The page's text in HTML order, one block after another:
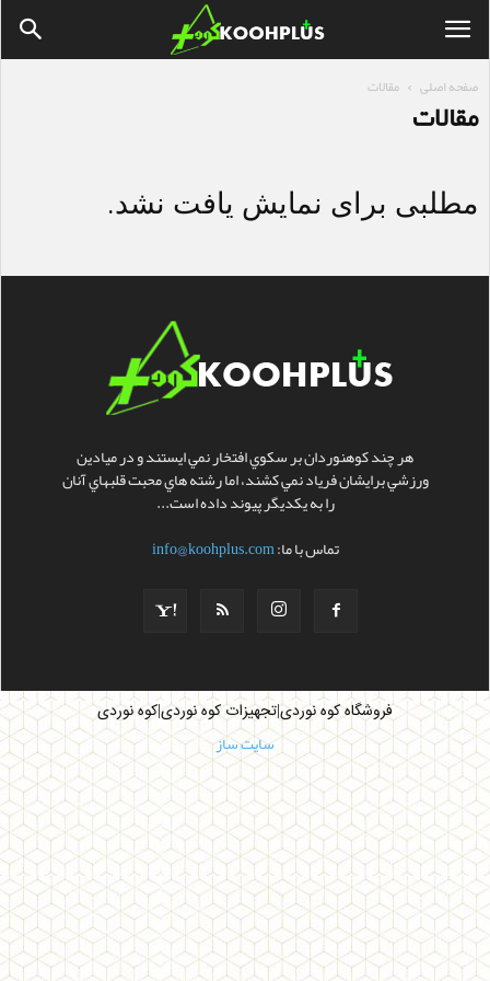
صفحه اصلی مقالات
مقالات
مطلبی برای نمایش یافت نشد.
هر چند کوهنوردان بر سکوي افتخار نمي ايستند و در ميادين
ورزشي برايشان فرياد نمي کشند، اما رشته هاي محبت قلبهاي آنان
را به يکديگر پيوند داده است...
تماس با ما:info@koohplus.com
فروشگاه کوه نوردی|تجهیزات کوه نوردی|کوه نوردی
سایت ساز